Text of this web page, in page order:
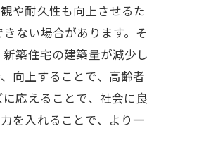
や耐久性も向上させるた
ない場合があります。そ
築住宅の建築量が減少し
向上することで、高齢者
応えることで、社会に良
を入れることで、より一